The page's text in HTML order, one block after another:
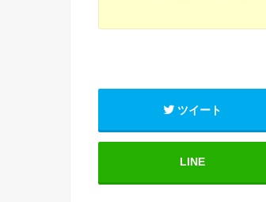
ツイート
LINE